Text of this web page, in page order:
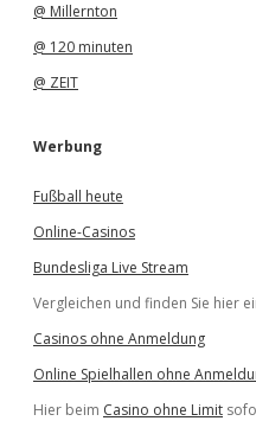
@ Millernton
@ 120 minuten
@ ZEIT
Werbung
Fußball heute
Online-Casinos
Bundesliga Live Stream
Vergleichen und finden Sie hier
Casinos ohne Anmeldung
Online Spielhallen ohne
Hier beim Casino ohne Limit